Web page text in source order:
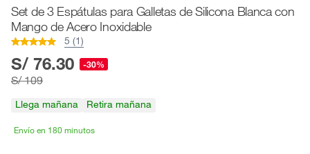
Set de 3 Espátulas para Galletas de Silicona Blanca con
Mango de Acero Inoxidable
5 (1)
S/ 76.30 -30%
S/ 109
Llega mañana Retira mañana
Envío en 180 minutos